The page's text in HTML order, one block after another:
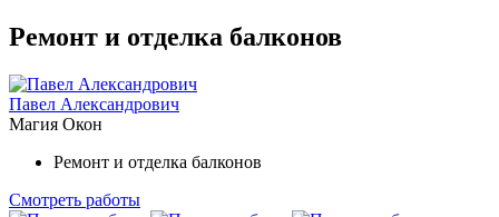
Ремонт и отделка балконов
Павел Александрович
Магия Окон
Ремонт и отделка балконов
Смотреть работы